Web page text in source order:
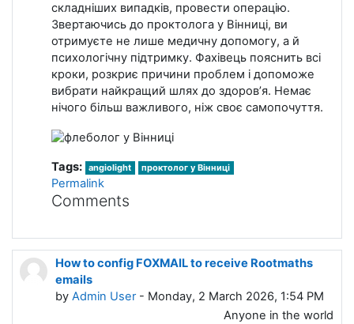
складніших випадків, провести операцію.
Звертаючись до проктолога у Вінниці, ви
отримуєте не лише медичну допомогу, а й
психологічну підтримку. Фахівець пояснить всі
кроки, розкриє причини проблем і допоможе
вибрати найкращий шлях до здоров’я. Немає
нічого більш важливого, ніж своє самопочуття.
Tags: angiolight проктолог у Вінниці
Permalink
Comments
How to config FOXMAIL to receive Rootmaths
emails
by Admin User- Monday, 2 March 2026, 1:54 PM
Anyone in the world